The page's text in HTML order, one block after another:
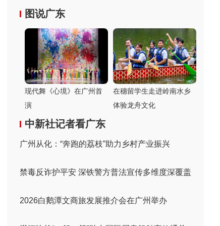
图说广东
现代舞《心境》在广州首
演
在穗留学生走进岭南水乡
体验龙舟文化
中新社记者看广东
广州从化：“奔跑的荔枝”助力乡村产业振兴
禁毒反诈护平安 深铁警方普法宣传多维度深覆盖
2026白鹅潭文商旅发展推介会在广州举办